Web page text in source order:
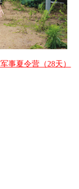
事夏令营（28天）